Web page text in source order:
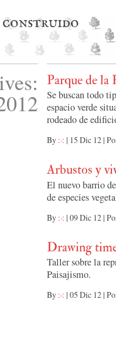
construido
Parque de
Se buscan todo
espacio verde
rodeado de
By :·: | 15 Dic 12 |
Arbustos y
El nuevo barrio
de especies
By :·: | 09 Dic 12 |
Drawing
Taller sobre la
Paisajismo.
By :·: | 05 Dic 12 |